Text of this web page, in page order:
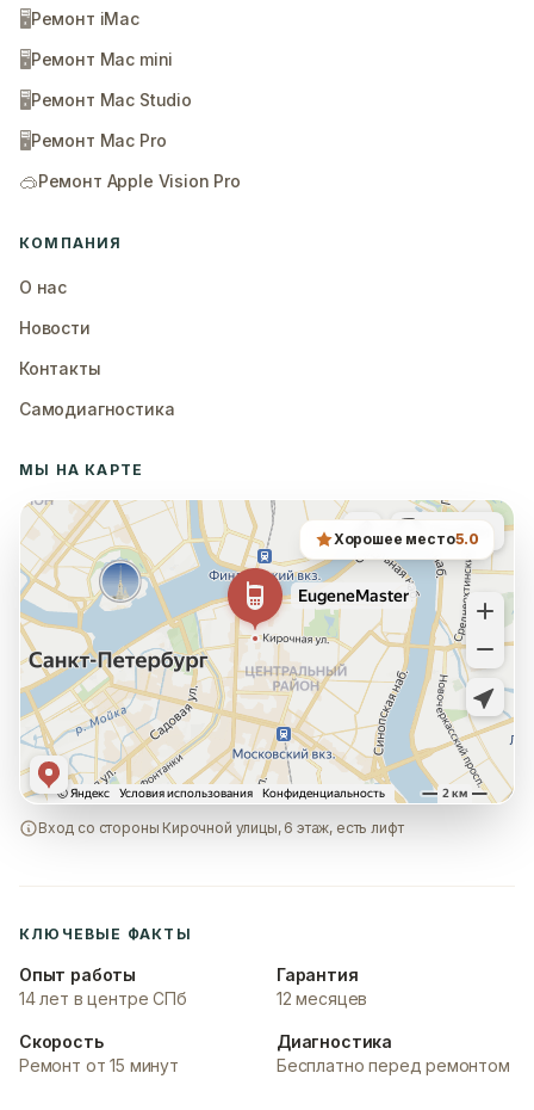
🖥️Ремонт iMac
🖥️Ремонт Mac mini
🖥️Ремонт Mac Studio
🖥️Ремонт Mac Pro
🥽Ремонт Apple Vision Pro
КОМПАНИЯ
О нас
Новости
Контакты
Самодиагностика
МЫ НА КАРТЕ
Хорошее место5.0
Вход со стороны Кирочной улицы, 6 этаж, есть лифт
КЛЮЧЕВЫЕ ФАКТЫ
Опыт работы
14 лет в центре СПб
Гарантия
12 месяцев
Скорость
Ремонт от 15 минут
Диагностика
Бесплатно перед ремонтом